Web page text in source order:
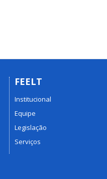
FEELT
Institucional
Equipe
Legislação
Serviços